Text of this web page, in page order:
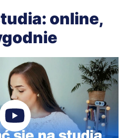
online,